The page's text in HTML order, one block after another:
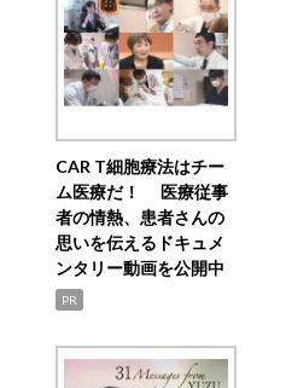
CAR T細胞療法はチー
ム医療だ！ 医療従事
者の情熱、患者さんの
思いを伝えるドキュメ
ンタリー動画を公開中
PR